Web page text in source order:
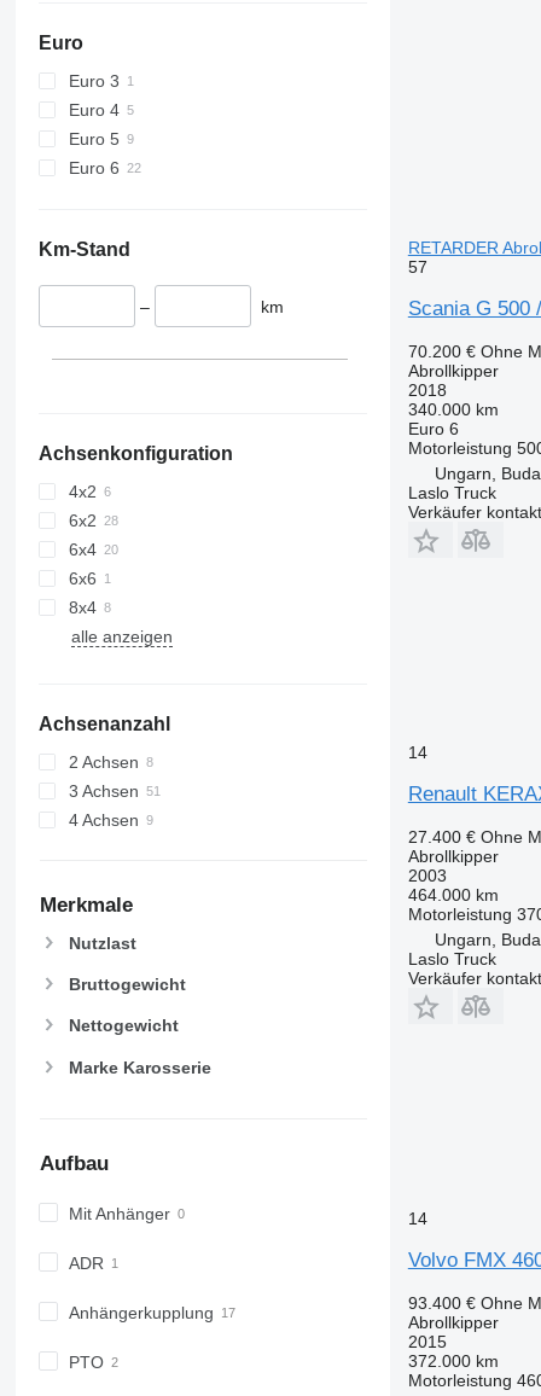
Euro
Euro 3
Euro 4
Euro 5
Euro 6
Km-Stand
– km
Achsenkonfiguration
4x2
6x2
6x4
6x6
8x4
alle anzeigen
Achsenanzahl
2 Achsen
3 Achsen
4 Achsen
Merkmale
Nutzlast
Bruttogewicht
Nettogewicht
Marke Karosserie
Aufbau
Mit Anhänger
ADR
Anhängerkupplung
PTO
RETARDER
57
Scania G 500
70.200 € Ohne
Abrollkipper
2018
340.000 km
Euro 6
Motorleistung
Ungarn,
Laslo Truck
Verkäufer
14
Renault
27.400 € Ohne
Abrollkipper
2003
464.000 km
Motorleistung
Ungarn,
Laslo Truck
Verkäufer
14
Volvo FMX
93.400 € Ohne
Abrollkipper
2015
372.000 km
Motorleistung